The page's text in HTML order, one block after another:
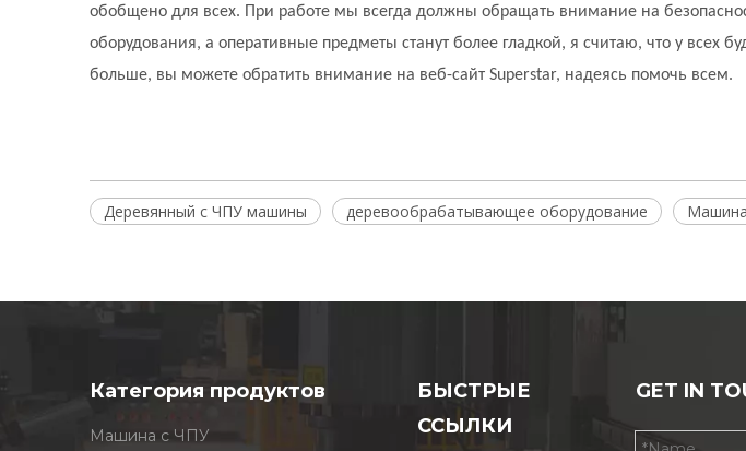
обобщено для всех. При работе мы всегда должны обращать внимание на
оборудования, а оперативные предметы станут более гладкой, я считаю, что у всех
больше, вы можете обратить внимание на веб-сайт Superstar, надеясь помочь всем.
Деревянный с ЧПУ машины деревообрабатывающее оборудование
Категория продуктов
Машина с ЧПУ
БЫСТРЫЕ
ССЫЛКИ
GET IN